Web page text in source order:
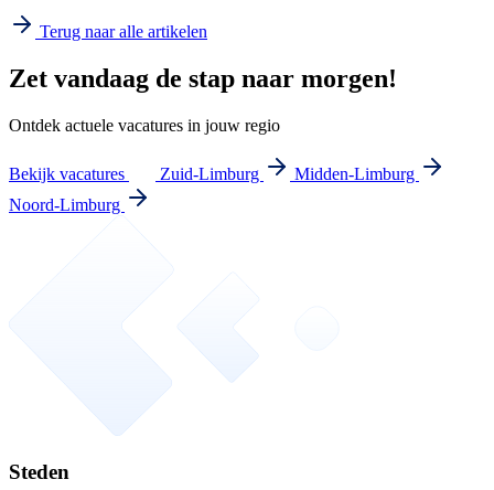
Terug naar alle artikelen
Zet vandaag de stap naar morgen!
Ontdek actuele vacatures in jouw regio
Bekijk vacatures Zuid-Limburg
Midden-Limburg
Noord-Limburg
Steden